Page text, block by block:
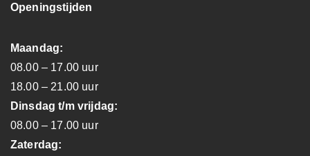
Openingstijden
Maandag:
08.00 – 17.00 uur
18.00 – 21.00 uur
Dinsdag t/m vrijdag:
08.00 – 17.00 uur
Zaterdag: